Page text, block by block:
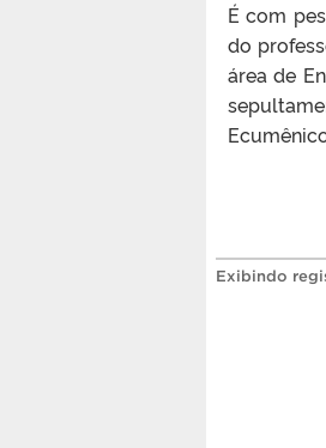
É com
do
área de
Exibindo